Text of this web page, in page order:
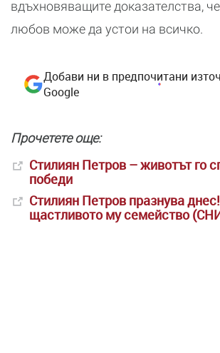
вдъхновяващите доказателства,
любов може да устои на всичко.
Добави ни в предпочитани
Google
Прочетете още:
Стилиян Петров – животът го
победи
Стилиян Петров празнува
щастливото му семейство